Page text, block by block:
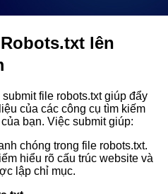
lên
file robots.txt giúp đẩy
của các công cụ tìm kiếm
bạn. Việc submit giúp:
chóng trong file robots.txt.
hiểu rõ cấu trúc website và
lập chỉ mục.